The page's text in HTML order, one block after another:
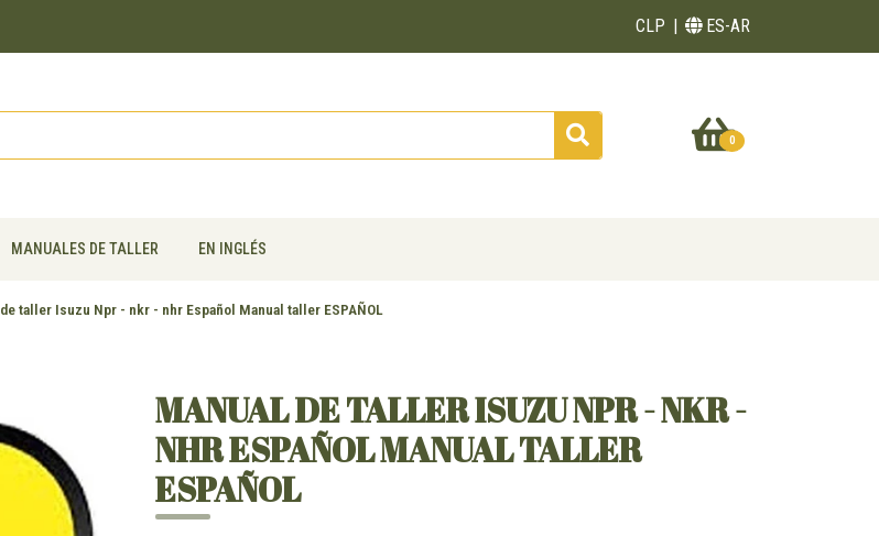
CLP ES-AR
0
MANUALES DE TALLER EN INGLÉS
taller Isuzu Npr - nkr - nhr Español Manual taller ESPAÑOL
MANUAL DE TALLER ISUZU NPR - NKR -
NHR ESPAÑOL MANUAL TALLER
ESPAÑOL